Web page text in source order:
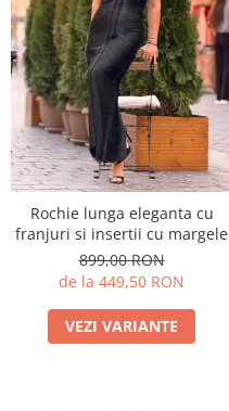
Rochie lunga eleganta cu
franjuri si insertii cu margele
899,00 RON
de la 449,50 RON
VEZI VARIANTE